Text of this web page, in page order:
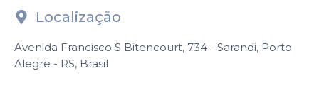
Localização
Avenida Francisco S Bitencourt, 734 - Sarandi, Porto
Alegre - RS, Brasil